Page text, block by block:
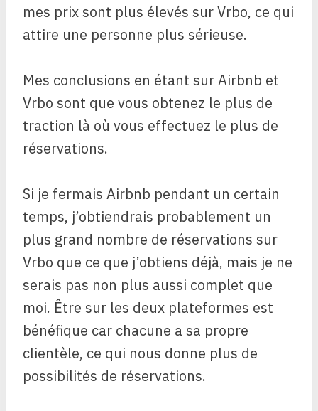
mes prix sont plus élevés sur Vrbo, ce qui
attire une personne plus sérieuse.
Mes conclusions en étant sur Airbnb et
Vrbo sont que vous obtenez le plus de
traction là où vous effectuez le plus de
réservations.
Si je fermais Airbnb pendant un certain
temps, j’obtiendrais probablement un
plus grand nombre de réservations sur
Vrbo que ce que j’obtiens déjà, mais je ne
serais pas non plus aussi complet que
moi. Être sur les deux plateformes est
bénéfique car chacune a sa propre
clientèle, ce qui nous donne plus de
possibilités de réservations.